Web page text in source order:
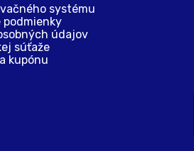
systému
podmienky
údajov
súťaže
kupónu